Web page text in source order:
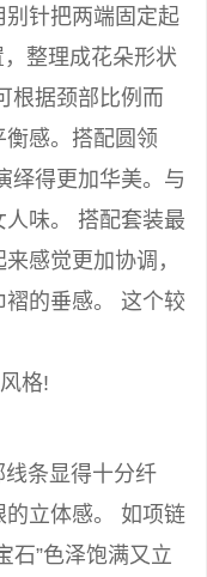
针把两端固定起
整理成花朵形状
根据颈部比例而
感。搭配圆领
绎得更加华美。与
味。 搭配套装最
感觉更加协调，
的垂感。 这个较
格!
条显得十分纤
立体感。 如项链
石”色泽饱满又立